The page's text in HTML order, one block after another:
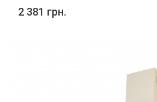
2 381 грн.